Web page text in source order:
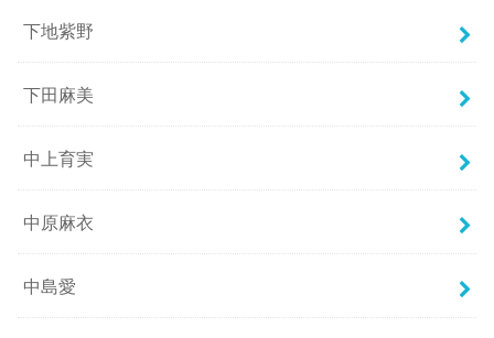
下地紫野
下田麻美
中上育実
中原麻衣
中島愛